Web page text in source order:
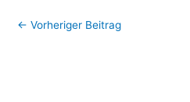
← Vorheriger Beitrag